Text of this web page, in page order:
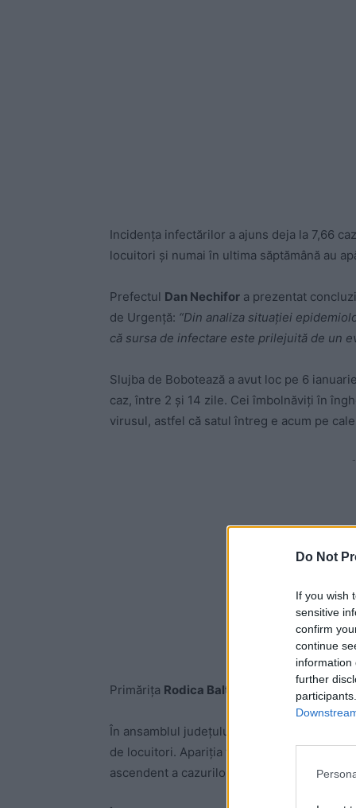
Do Not
If you wish
sensitive
confirm
continue
information
further
Incidența infectărilor a ajuns deja la 7,66
locuitori și numai în ultima săptămână au
Prefectul Dan Nechifor a prezentat
de Urgență: “Din analiza situației
că sursa de infectare este prilejuită de un
Slujba de Bobotează a avut loc pe 6
caz, între 2 și 14 zile. Cei îmbolnăviți în
virusul, astfel că satul întreg e acum pe
Primărița Rodica Baltă a anunțat că,
În ansamblul județului Botoșani, indicele
de locuitori. Apariția focarului de la
ascendent a cazurilor în întregul județ.